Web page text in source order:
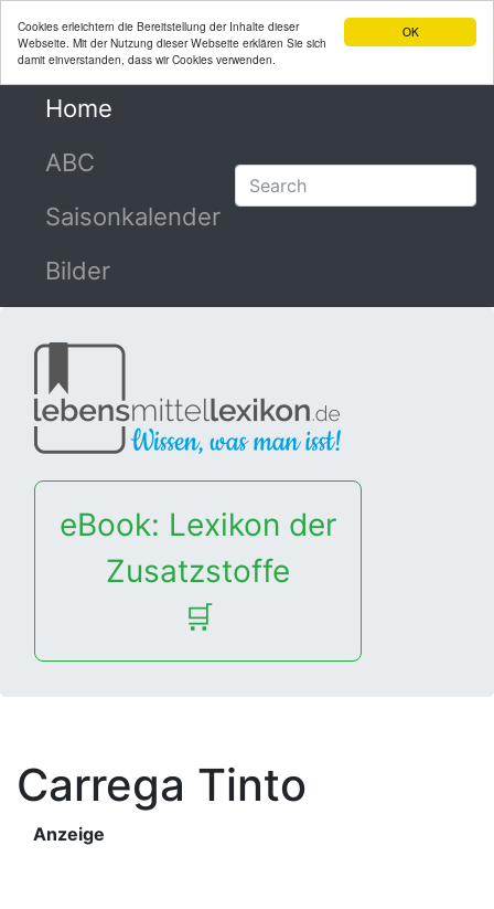
OK
Cookies erleichtern die Bereitstellung der Inhalte dieser
Webseite. Mit der Nutzung dieser Webseite erklären Sie sich
damit einverstanden, dass wir Cookies verwenden.
Home
ABC
Saisonkalender
Bilder
eBook: Lexikon der
Zusatzstoffe
🛒
Carrega Tinto
Anzeige